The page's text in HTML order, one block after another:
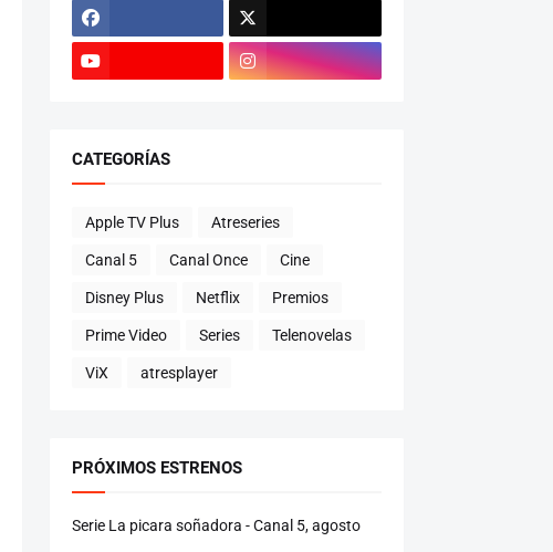
CATEGORÍAS
Apple TV Plus Atreseries
Canal 5 Canal Once Cine
Disney Plus Netflix Premios
Prime Video Series Telenovelas
ViX atresplayer
PRÓXIMOS ESTRENOS
Serie La picara soñadora - Canal 5, agosto